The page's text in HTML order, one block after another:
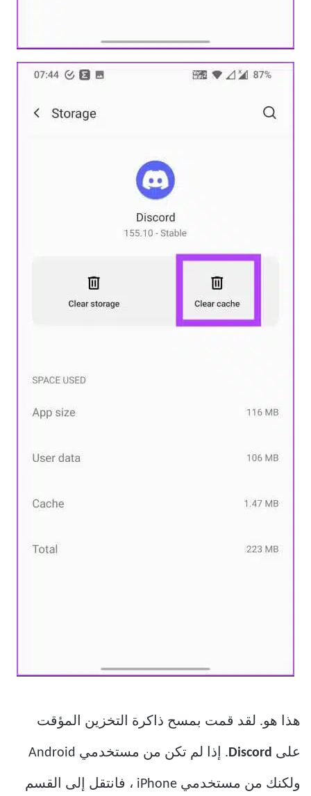
هذا هو. لقد قمت بمسح ذاكرة التخزين المؤقت
على Discord . إذا لم تكن من مستخدمي Android
ولكنك من مستخدمي iPhone ، فانتقل إلى القسم